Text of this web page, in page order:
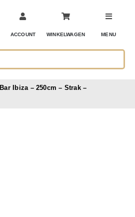
ACCOUNT WINKELWAGEN MENU
Bar Ibiza – 250cm – Strak –